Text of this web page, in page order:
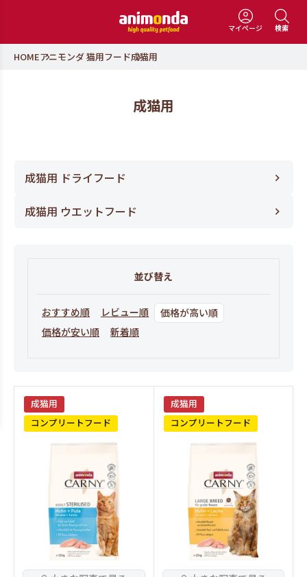
マイページ 検索
HOMEアニモンダ 猫用フード成猫用
成猫用
成猫用 ドライフード
成猫用 ウエットフード
並び替え
おすすめ順 レビュー順
価格が高い順
価格が安い順
新着順
成猫用
コンプリートフード
成猫用
コンプリートフード